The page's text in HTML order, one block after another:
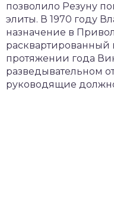
позволило Резуну
элиты. В 1970 году
назначение в
протяжении года
разведывательном
руководящие